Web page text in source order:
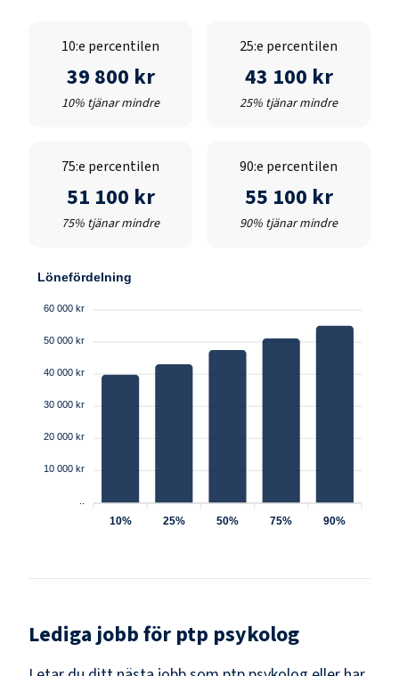
10:e percentilen
39 800 kr
10% tjänar mindre
25:e percentilen
43 100 kr
25% tjänar mindre
75:e percentilen
51 100 kr
75% tjänar mindre
90:e percentilen
55 100 kr
90% tjänar mindre
Lönefördelning
60 000 kr
50 000 kr
40 000 kr
30 000 kr
20 000 kr
10 000 kr
10% 25% 50% 75% 90%
Lediga jobb för ptp psykolog